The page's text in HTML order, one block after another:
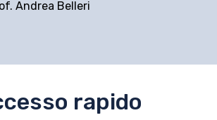
Andrea Belleri
rapido